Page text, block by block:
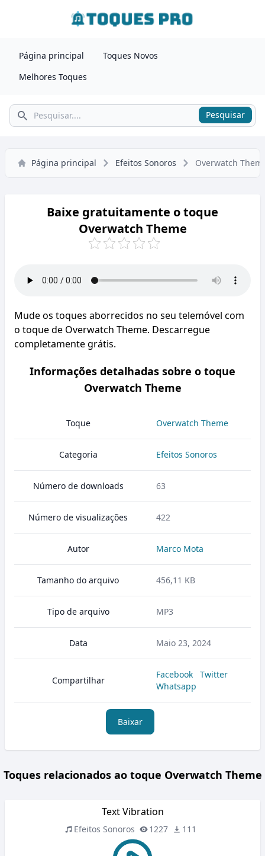
Página principal
Toques Novos
Melhores Toques
Pesquisar Pesquisar
Página principal Efeitos Sonoros Overwatch
Baixe gratuitamente o toque
Overwatch Theme
Mude os toques aborrecidos no seu telemóvel com
o toque de Overwatch Theme. Descarregue
completamente grátis.
Informações detalhadas sobre o toque
Overwatch Theme
Toque Overwatch Theme
Categoria Efeitos Sonoros
Número de downloads 63
Número de visualizações 422
Autor Marco Mota
Tamanho do arquivo 456,11 KB
Tipo de arquivo MP3
Data Maio 23, 2024
Compartilhar
Facebook
Twitter
Whatsapp
Baixar
Toques relacionados ao toque Overwatch Theme
Text Vibration
Efeitos Sonoros 1227 111